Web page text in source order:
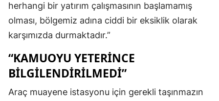
herhangi bir yatırım çalışmasının başlamamış
olması, bölgemiz adına ciddi bir eksiklik olarak
karşımızda durmaktadır.”
“KAMUOYU YETERİNCE
BİLGİLENDİRİLMEDİ”
Araç muayene istasyonu için gerekli taşınmazın